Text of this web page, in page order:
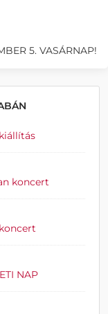
5. VASÁRNAP!
koncert
NAP